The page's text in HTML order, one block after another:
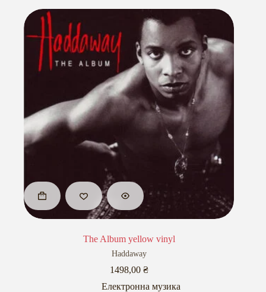
The Album yellow vinyl
Haddaway
1498,00 ₴
Електронна музика